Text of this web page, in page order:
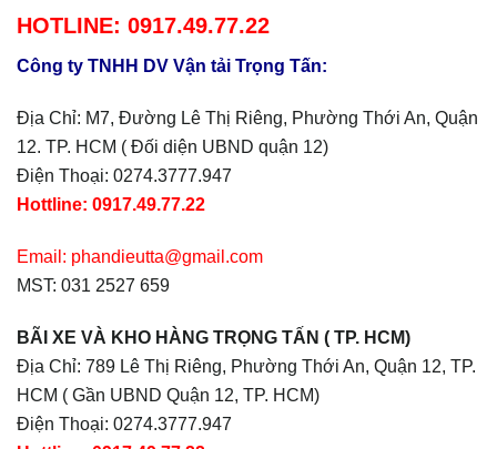
HOTLINE: 0917.49.77.22
Công ty TNHH DV Vận tải Trọng Tấn:
Địa Chỉ: M7, Đường Lê Thị Riêng, Phường Thới An, Quận
12. TP. HCM ( Đối diện UBND quận 12)
Điện Thoại: 0274.3777.947
Hottline: 0917.49.77.22
Email: phandieutta@gmail.com
MST: 031 2527 659
BÃI XE VÀ KHO HÀNG TRỌNG TẤN ( TP. HCM)
Địa Chỉ: 789 Lê Thị Riêng, Phường Thới An, Quận 12, TP.
HCM ( Gần UBND Quận 12, TP. HCM)
Điện Thoại: 0274.3777.947